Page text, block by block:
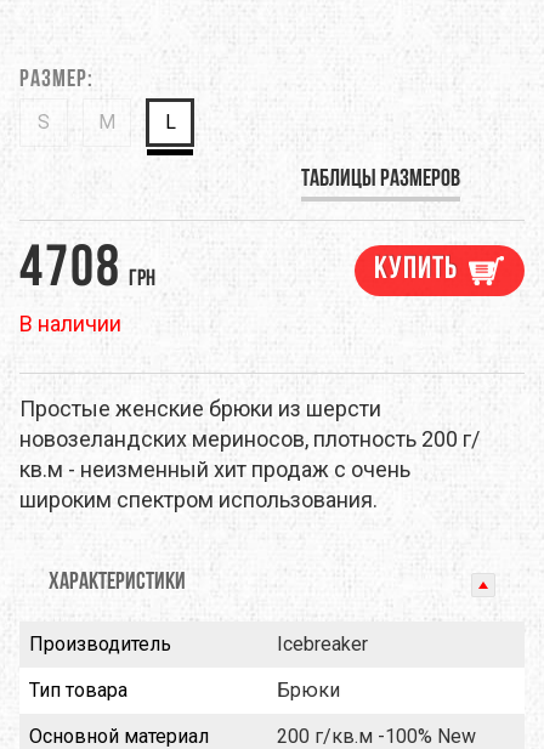
Размер:
S M L
Таблицы размеров
4708 грн
В наличии
Купить
Простые женские брюки из шерсти
новозеландских мериносов, плотность 200 г/
кв.м - неизменный хит продаж с очень
широким спектром использования.
ХАРАКТЕРИСТИКИ
Производитель
Icebreaker
Тип товара
Брюки
Основной материал
200 г/кв.м -100% New